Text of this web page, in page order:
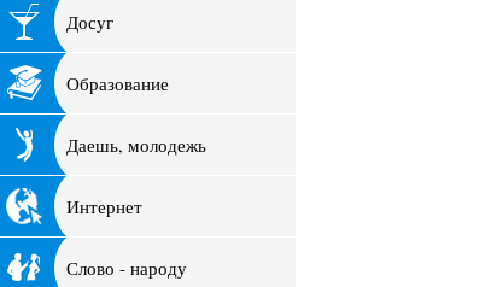
Досуг
Образование
Даешь, молодежь
Интернет
Слово - народу